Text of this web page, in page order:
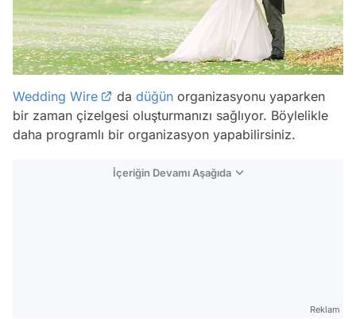
Wedding Wire da düğün organizasyonu yaparken
bir zaman çizelgesi oluşturmanızı sağlıyor. Böylelikle
daha programlı bir organizasyon yapabilirsiniz.
İçeriğin Devamı Aşağıda
Reklam